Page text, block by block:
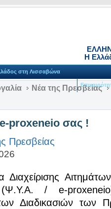
Η
στη Λισσαβώνα
Νέα της Πρεσβείας
proxeneio σας !
Πρεσβείας
(Ψ.Υ.Α. / e-
Διαδικασιών των